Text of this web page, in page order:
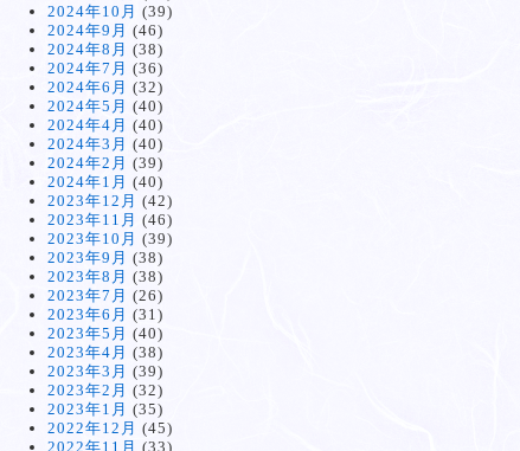
2024年10月 (39)
2024年9月 (46)
2024年8月 (38)
2024年7月 (36)
2024年6月 (32)
2024年5月 (40)
2024年4月 (40)
2024年3月 (40)
2024年2月 (39)
2024年1月 (40)
2023年12月 (42)
2023年11月 (46)
2023年10月 (39)
2023年9月 (38)
2023年8月 (38)
2023年7月 (26)
2023年6月 (31)
2023年5月 (40)
2023年4月 (38)
2023年3月 (39)
2023年2月 (32)
2023年1月 (35)
2022年12月 (45)
2022年11月 (33)